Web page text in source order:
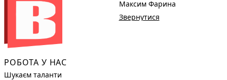
РОБОТА У НАС
Шукаєм таланти
Максим Фарина
Звернутися